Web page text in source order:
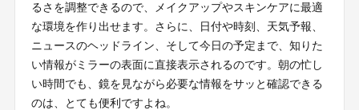
るさを調整できるので、メイクアップやスキンケアに最適
な環境を作り出せます。さらに、日付や時刻、天気予報、
ニュースのヘッドライン、そして今日の予定まで、知りた
い情報がミラーの表面に直接表示されるのです。朝の忙し
い時間でも、鏡を見ながら必要な情報をサッと確認できる
のは、とても便利ですよね。